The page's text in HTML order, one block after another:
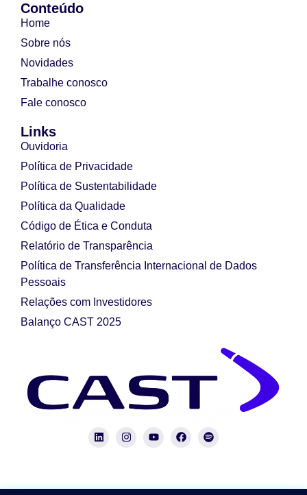
Conteúdo
Home
Sobre nós
Novidades
Trabalhe conosco
Fale conosco
Links
Ouvidoria
Política de Privacidade
Política de Sustentabilidade
Política da Qualidade
Código de Ética e Conduta
Relatório de Transparência
Política de Transferência Internacional de Dados
Pessoais
Relações com Investidores
Balanço CAST 2025